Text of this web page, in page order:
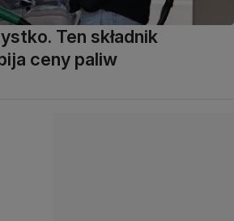
Ten składnik
ceny paliw